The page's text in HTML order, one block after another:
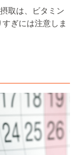
取は、ビタミン
ぎには注意しま